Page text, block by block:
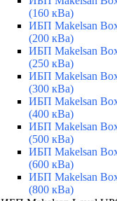
(160 кВа)
ИБП Makelsan
(200 кВа)
ИБП Makelsan
(250 кВа)
ИБП Makelsan
(300 кВа)
ИБП Makelsan
(400 кВа)
ИБП Makelsan
(500 кВа)
ИБП Makelsan
(600 кВа)
ИБП Makelsan
(800 кВа)